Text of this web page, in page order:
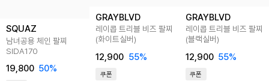
SQUAZ
남녀공용 체인 팔찌
SIDA170
19,800 50%
GRAYBLVD
레이콥 트리블 비즈 팔찌
(화이트실버)
12,900 55%
쿠폰
GRAYBLVD
레이콥 트리블 비즈 팔찌
(블랙실버)
12,900 55%
쿠폰